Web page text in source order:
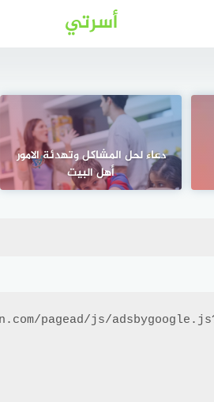
أسرتي
دعاء لحل المشاكل وتهدئة الامور
أهل البيت
pagead/js/